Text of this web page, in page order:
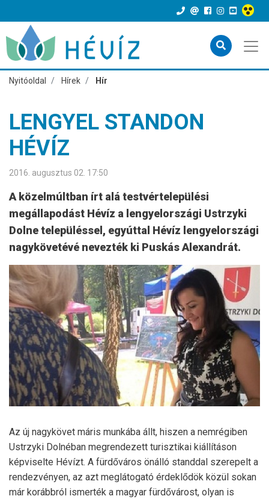
Nyitóoldal Hírek Hír
LENGYEL STANDON
HÉVÍZ
2016. augusztus 02. 17:50
A közelmúltban írt alá testvértelepülési
megállapodást Hévíz a lengyelországi Ustrzyki
Dolne településsel, egyúttal Hévíz lengyelországi
nagykövetévé nevezték ki Puskás Alexandrát.
Az új nagykövet máris munkába állt, hiszen a nemrégiben
Ustrzyki Dolnéban megrendezett turisztikai kiállításon
képviselte Hévízt. A fürdőváros önálló standdal szerepelt a
rendezvényen, az azt meglátogató érdeklődök közül sokan
már korábbról ismerték a magyar fürdővárost, olyan is